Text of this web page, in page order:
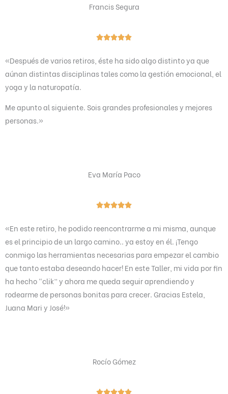
Francis Segura
V
l
o
«Después de varios retiros, éste ha sido algo distinto ya que
aúnan distintas disciplinas tales como la gestión emocional, el
yoga y la naturopatía.
Me apunto al siguiente. Sois grandes profesionales y mejores
personas.»
Eva María Paco
V
l
o
r
a
d
o
d
5
«En este retiro, he podido reencontrarme a mi misma, aunque
es el principio de un largo camino.. ya estoy en él. ¡Tengo
conmigo las herramientas necesarias para empezar el cambio
que tanto estaba deseando hacer! En este Taller, mi vida por fin
ha hecho “clik” y ahora me queda seguir aprendiendo y
rodearme de personas bonitas para crecer. Gracias Estela,
Juana Mari y José!»
Rocío Gómez
V